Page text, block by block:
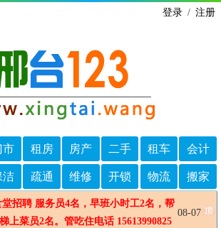
登录 / 注册
市 租房 房产 二手 租车 会计
洁 疏通 维修 开锁 物流 搬家
招聘 服务员4名，早班小时工2名，帮
上菜员2名。管吃住电话 15613990825
08-07